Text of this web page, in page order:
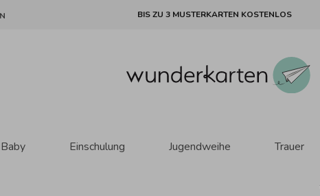
BIS ZU 3 MUSTERKARTEN KOSTENLOS
Baby Einschulung Jugendweihe Trauer